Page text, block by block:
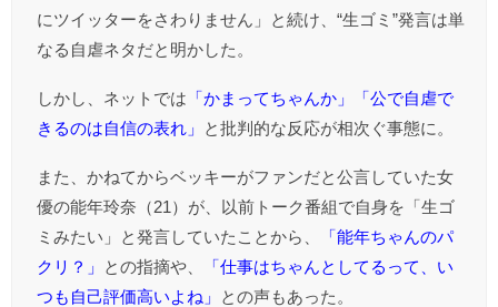
にツイッターをさわりません」と続け、“生ゴミ”発言は単
なる自虐ネタだと明かした。
しかし、ネットでは 「かまってちゃんか」「公で自虐で
きるのは自信の表れ」
と批判的な反応が相次ぐ事態に。
また、かねてからベッキーがファンだと公言していた女
優の能年玲奈（21）が、以前トーク番組で自身を「生ゴ
ミみたい」と発言していたことから、
「能年ちゃんのパ
クリ？」
との指摘や、
「仕事はちゃんとしてるって、い
つも自己評価高いよね」
との声もあった。